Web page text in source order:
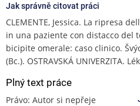
Jak správně citovat práci
CLEMENTE, Jessica. La ripresa
in una paziente con distacco del
bicipite omerale: caso clinico.
(Bc.). OSTRAVSKÁ UNIVERZITA.
Plný text práce
Právo: Autor si nepřeje